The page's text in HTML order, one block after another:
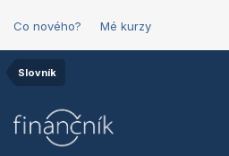
Co nového? Mé kurzy
Slovník